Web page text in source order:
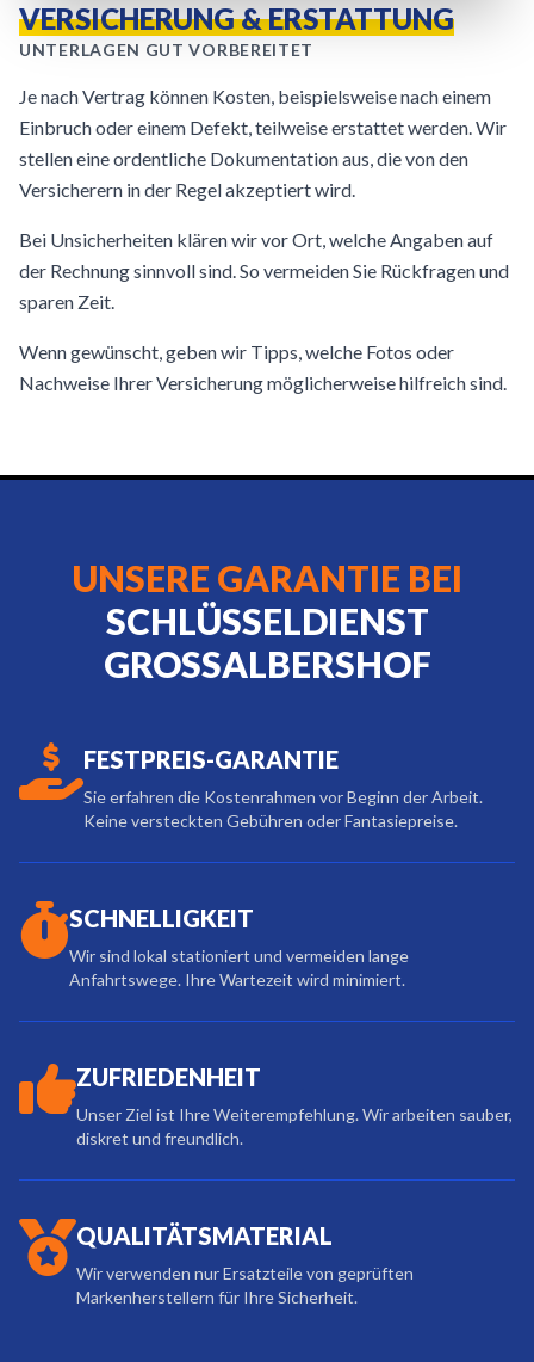
VERSICHERUNG & ERSTATTUNG
UNTERLAGEN GUT VORBEREITET
Je nach Vertrag können Kosten, beispielsweise nach einem
Einbruch oder einem Defekt, teilweise erstattet werden. Wir
stellen eine ordentliche Dokumentation aus, die von den
Versicherern in der Regel akzeptiert wird.
Bei Unsicherheiten klären wir vor Ort, welche Angaben auf
der Rechnung sinnvoll sind. So vermeiden Sie Rückfragen und
sparen Zeit.
Wenn gewünscht, geben wir Tipps, welche Fotos oder
Nachweise Ihrer Versicherung möglicherweise hilfreich sind.
UNSERE GARANTIE BEI
SCHLÜSSELDIENST
GROSSALBERSHOF
FESTPREIS-GARANTIE
Sie erfahren die Kostenrahmen vor Beginn der Arbeit.
Keine versteckten Gebühren oder Fantasiepreise.
SCHNELLIGKEIT
Wir sind lokal stationiert und vermeiden lange
Anfahrtswege. Ihre Wartezeit wird minimiert.
ZUFRIEDENHEIT
Unser Ziel ist Ihre Weiterempfehlung. Wir arbeiten sauber,
diskret und freundlich.
QUALITÄTSMATERIAL
Wir verwenden nur Ersatzteile von geprüften
Markenherstellern für Ihre Sicherheit.